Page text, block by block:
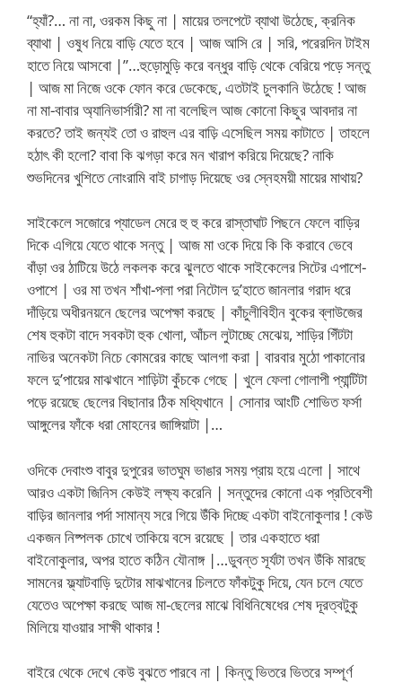
“হ্যাঁ?… না না, ওরকম কিছু না | মায়ের তলপেটে ব্যাথা উঠেছে, ক্রনিক
ব্যাথা | ওষুধ নিয়ে বাড়ি যেতে হবে | আজ আসি রে | সরি, পরেরদিন টাইম
হাতে নিয়ে আসবো |”…হুড়োমুড়ি করে বন্ধুর বাড়ি থেকে বেরিয়ে পড়ে সন্তু
| আজ মা নিজে ওকে ফোন করে ডেকেছে, এতটাই চুলকানি উঠেছে ! আজ
না মা-বাবার অ্যানিভার্সারী? মা না বলেছিল আজ কোনো কিছুর আবদার না
করতে? তাই জন্যই তো ও রাহুল এর বাড়ি এসেছিল সময় কাটাতে | তাহলে
হঠাৎ কী হলো? বাবা কি ঝগড়া করে মন খারাপ করিয়ে দিয়েছে? নাকি
শুভদিনের খুশিতে নোংরামি বাই চাগাড় দিয়েছে ওর স্নেহময়ী মায়ের মাথায়?
সাইকেলে সজোরে প্যাডেল মেরে হু হু করে রাস্তাঘাট পিছনে ফেলে বাড়ির
দিকে এগিয়ে যেতে থাকে সন্তু | আজ মা ওকে দিয়ে কি কি করাবে ভেবে
বাঁড়া ওর ঠাটিয়ে উঠে লকলক করে ঝুলতে থাকে সাইকেলের সিটের এপাশে-
ওপাশে | ওর মা তখন শাঁখা-পলা পরা নিটোল দু’হাতে জানলার গরাদ ধরে
দাঁড়িয়ে অধীরনয়নে ছেলের অপেক্ষা করছে | কাঁচুলীবিহীন বুকের ব্লাউজের
শেষ হুকটা বাদে সবকটা হুক খোলা, আঁচল লুটাচ্ছে মেঝেয়, শাড়ির গিঁটটা
নাভির অনেকটা নিচে কোমরের কাছে আলগা করা | বারবার মুঠো পাকানোর
ফলে দু’পায়ের মাঝখানে শাড়িটা কুঁচকে গেছে | খুলে ফেলা গোলাপী প্যান্টিটা
পড়ে রয়েছে ছেলের বিছানার ঠিক মধ্যিখানে | সোনার আংটি শোভিত ফর্সা
আঙ্গুলের ফাঁকে ধরা মোহনের জাঙ্গিয়াটা |…
ওদিকে দেবাংশু বাবুর দুপুরের ভাতঘুম ভাঙার সময় প্রায় হয়ে এলো | সাথে
আরও একটা জিনিস কেউই লক্ষ্য করেনি | সন্তুদের কোনো এক প্রতিবেশী
বাড়ির জানলার পর্দা সামান্য সরে গিয়ে উঁকি দিচ্ছে একটা বাইনোকুলার ! কেউ
একজন নিষ্পলক চোখে তাকিয়ে বসে রয়েছে | তার একহাতে ধরা
বাইনোকুলার, অপর হাতে কঠিন যৌনাঙ্গ |…ডুবন্ত সূর্যটা তখন উঁকি মারছে
সামনের ফ্ল্যাটবাড়ি দুটোর মাঝখানের চিলতে ফাঁকটুকু দিয়ে, যেন চলে যেতে
যেতেও অপেক্ষা করছে আজ মা-ছেলের মাঝে বিধিনিষেধের শেষ দূরত্বটুকু
মিলিয়ে যাওয়ার সাক্ষী থাকার !
বাইরে থেকে দেখে কেউ বুঝতে পারবে না | কিন্তু ভিতরে ভিতরে সম্পূর্ণ